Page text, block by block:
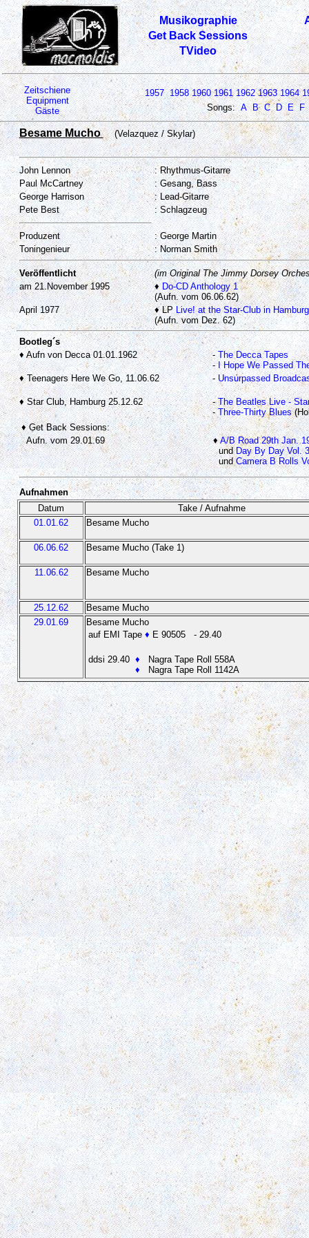
Musikographie
Get Back Sessions
TVideo
Zeitschiene
Equipment
Gäste
1957 1958 1960 1961 1962 1963 1964
Songs: A B C D E F
Besame Mucho (Velazquez / Skylar)
John Lennon
: Rhythmus-Gitarre
Paul McCartney
: Gesang, Bass
George Harrison
: Lead-Gitarre
Pete Best
: Schlagzeug
Produzent
: George Martin
Toningenieur
: Norman Smith
Veröffentlicht
(im Original The Jimmy Dorsey
am 21.November 1995
♦Do-CD Anthology 1
(Aufn. vom 06.06.62)
April 1977
♦ LPLive! at the Star-Club in
(Aufn. vom Dez. 62)
Bootleg´s
♦ Aufn von Decca 01.01.1962
-The Decca Tapes
-I Hope We Passed
♦ Teenagers Here We Go, 11.06.62
- Unsurpassed
♦ Star Club, Hamburg 25.12.62 -The Beatles Live -
-Three-Thirty Blues
♦ Get Back Sessions:
Aufn. vom 29.01.69
♦A/B Road 29th Jan.
undDay By Day Vol.
undCamera B Rolls
Aufnahmen
Datum
Take / Aufnahme
01.01.62
Besame Mucho
06.06.62 Besame Mucho (Take 1)
11.06.62 Besame Mucho
25.12.62
Besame Mucho
29.01.69
Besame Mucho
auf EMI Tape ♦ E 90505 - 29.40
ddsi 29.40 ♦
Nagra Tape Roll 558A
♦
Nagra Tape Roll 1142A